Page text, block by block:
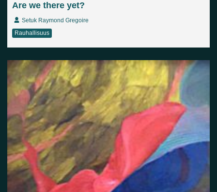
Are we there yet?
Setuk Raymond Gregoire
Rauhallisuus